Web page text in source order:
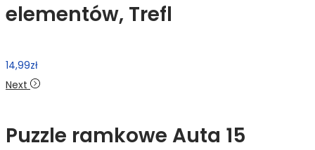
elementów, Trefl
14,99zł
Next
Puzzle ramkowe Auta 15